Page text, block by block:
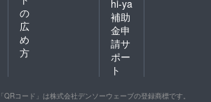
の
広
め
方
hi-ya
補助
金申
請サ
ポー
ト
「QRコード」は株式会社デンソーウェーブの登録商標です。